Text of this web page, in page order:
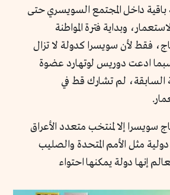
باقية داخل المجتمع السويسري حتى
وبداية فترة المواطنة
فقط لأن سويسرا كدولة لا تزال
ادعت دوريس لوتهارد عضوة
السابقة، لم تشارك قط في
سويسرا إلا لمنتخب متعدد الأعراق
مثل الأمم المتحدة والصليب
إنها دولة يمكنها احتواء